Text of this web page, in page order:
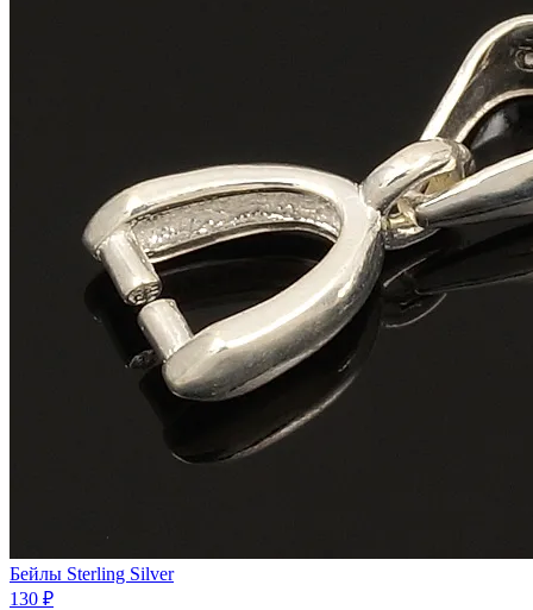
Бейлы Sterling Silver
130 ₽